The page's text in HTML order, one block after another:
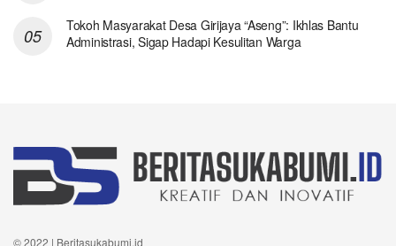
Tokoh Masyarakat Desa Girijaya “Aseng”: Ikhlas Bantu
Administrasi, Sigap Hadapi Kesulitan Warga
© 2022 | Beritasukabumi.id